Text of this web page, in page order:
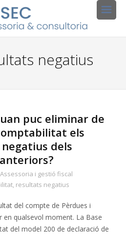
negatius
puc eliminar de
els
dels
Assessoria i gestió fiscal
, resultats negatius
del compte de Pèrdues i
en qualsevol moment. La Base
del model 200 de declaració de